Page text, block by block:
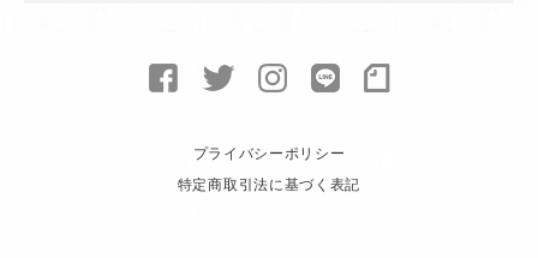
プライバシーポリシー
特定商取引法に基づく表記